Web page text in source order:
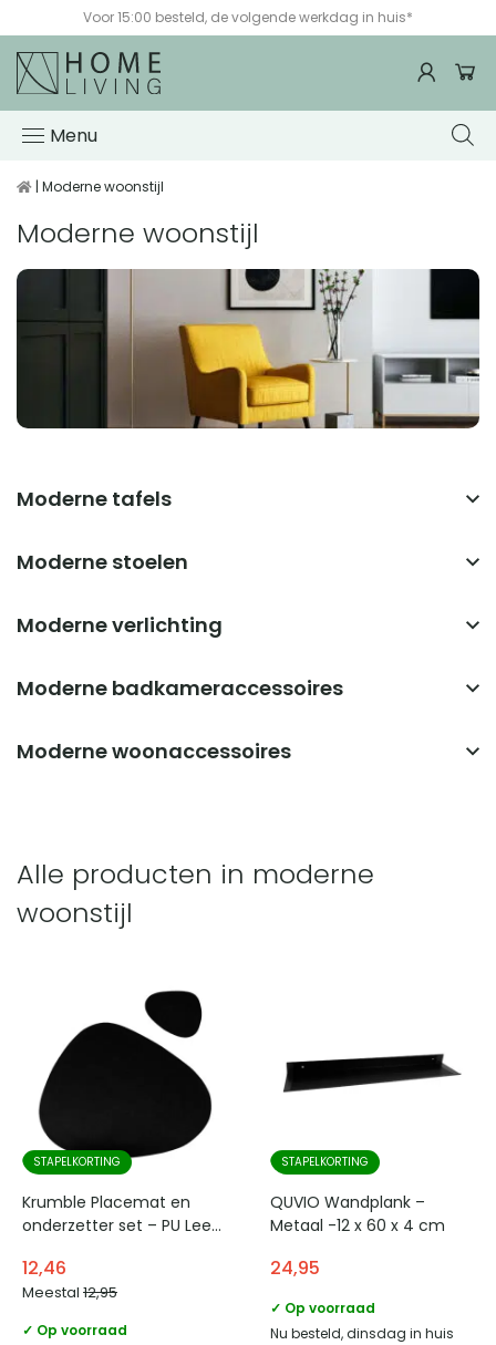
Voor 15:00 besteld, de volgende werkdag in huis*
Menu
| Moderne woonstijl
Moderne woonstijl
Moderne tafels
Eettafels ovaal
Moderne stoelen
Barkrukken
Moderne verlichting
Lamp nachtkastje
Moderne badkameraccessoires
Moderne woonaccessoires
Bloempotten
Alle producten in moderne
woonstijl
STAPELKORTING
Krumble Placemat en
onderzetter set – PU Leer
12,46
Meestal 12,95
✓ Op voorraad
STAPELKORTING
QUVIO Wandplank –
Metaal -12 x 60 x 4 cm
24,95
✓ Op voorraad
Nu besteld, dinsdag in huis